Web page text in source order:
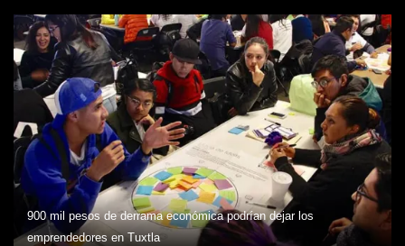
900 mil pesos de derrama económica podrían dejar los
emprendedores en Tuxtla